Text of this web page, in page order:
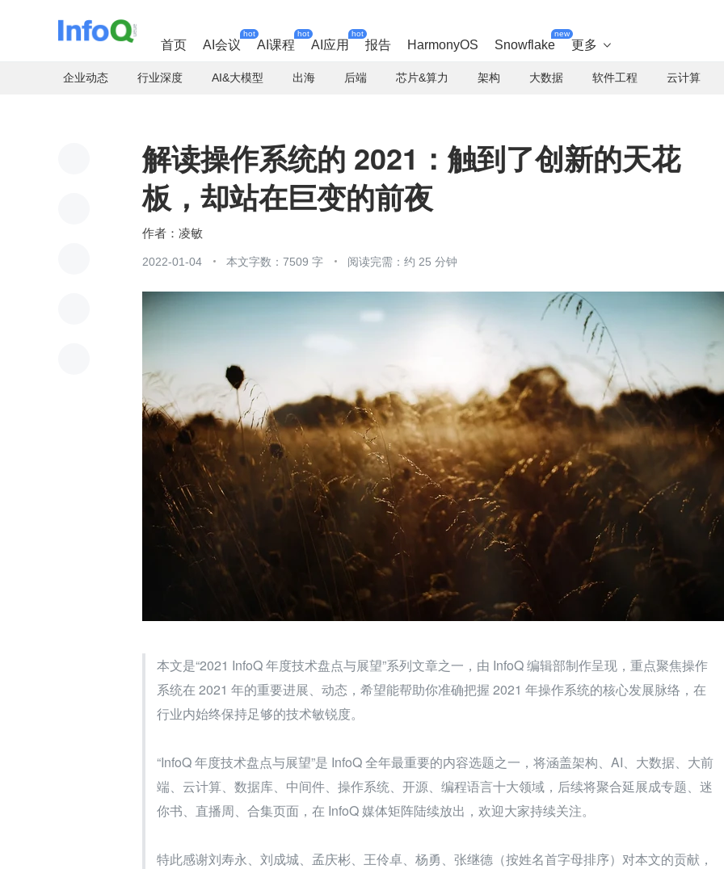
首页 AI会议
hot
AI课程
hot
AI应用
hot
报告 HarmonyOS Snowflake
new
更多 
企业动态 行业深度 AI&大模型 出海 后端 芯片&算力 架构 大数据 软件工程 云计算
解读操作系统的 2021：触到了创新的天花
板，却站在巨变的前夜
凌敏
2022-01-04 本文字数：7509 字 阅读完需：约 25 分钟
本文是“2021 InfoQ 年度技术盘点与展望”系列文章之一，由 InfoQ 编辑部制作呈现，重点聚焦操作
系统在 2021 年的重要进展、动态，希望能帮助你准确把握 2021 年操作系统的核心发展脉络，在
行业内始终保持足够的技术敏锐度。
“InfoQ 年度技术盘点与展望”是 InfoQ 全年最重要的内容选题之一，将涵盖架构、AI、大数据、大前
端、云计算、数据库、中间件、操作系统、开源、编程语言十大领域，后续将聚合延展成专题、迷
你书、直播周、合集页面，在 InfoQ 媒体矩阵陆续放出，欢迎大家持续关注。
特此感谢刘寿永、刘成城、孟庆彬、王伶卓、杨勇、张继德（按姓名首字母排序）对本文的贡献，